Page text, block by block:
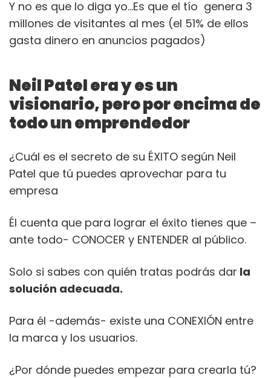
Y no es que lo diga yo…Es que el tío genera 3
millones de visitantes al mes (el 51% de ellos
gasta dinero en anuncios pagados)
Neil Patel era y es un
visionario, pero por encima de
todo un emprendedor
¿Cuál es el secreto de su ÉXITO según Neil
Patel que tú puedes aprovechar para tu
empresa
Él cuenta que para lograr el éxito tienes que –
ante todo- CONOCER y ENTENDER al público.
Solo si sabes con quién tratas podrás dar la
solución adecuada.
Para él -además- existe una CONEXIÓN entre
la marca y los usuarios.
¿Por dónde puedes empezar para crearla tú?